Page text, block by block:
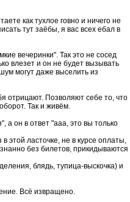
как тухлое говно и ничего не
тут заёбы, я вас всех ебал в
вечеринки". Так это не сосед
влезет и он не будет вызывать
могут даже выселить из
отрицают. Позволяют себе то, что
Так и живём.
а он в ответ "ааа, это вы только
этой ласточке, не в курсе оплаты,
без билетов, прикидываются
блядь, тупица-выскочка) и
Всё извращено.